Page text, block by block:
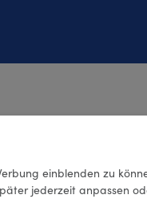
einblenden zu
jederzeit anpassen